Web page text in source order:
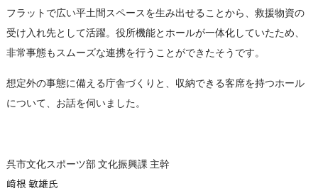
フラットで広い平土間スペースを生み出せることから、救援物資の
受け入れ先として活躍。役所機能とホールが一体化していたため、
非常事態もスムーズな連携を行うことができたそうです。
想定外の事態に備える庁舎づくりと、収納できる客席を持つホール
について、お話を伺いました。
呉市文化スポーツ部 文化振興課 主幹
﨑根 敏雄氏